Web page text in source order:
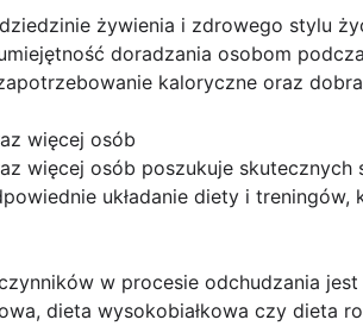
żywienia i zdrowego stylu
doradzania osobom
kaloryczne oraz
więcej osób
więcej osób poszukuje
układanie diety i
w procesie odchudzania
dieta wysokobiałkowa czy dieta